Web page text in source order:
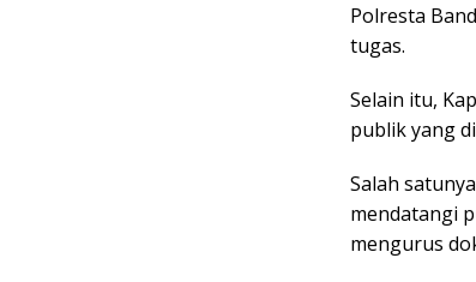
Polresta
tugas.
Selain itu,
publik yang
Salah
mendatangi
mengurus